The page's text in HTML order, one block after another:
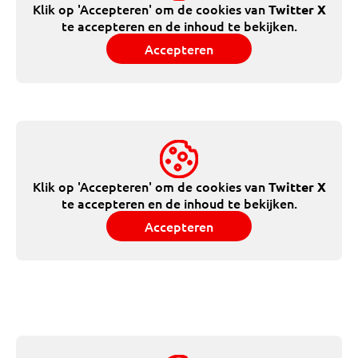
Klik op 'Accepteren' om de cookies vanTwitter X
te accepteren en de inhoud te bekijken.
Accepteren
Klik op 'Accepteren' om de cookies vanTwitter X
te accepteren en de inhoud te bekijken.
Accepteren